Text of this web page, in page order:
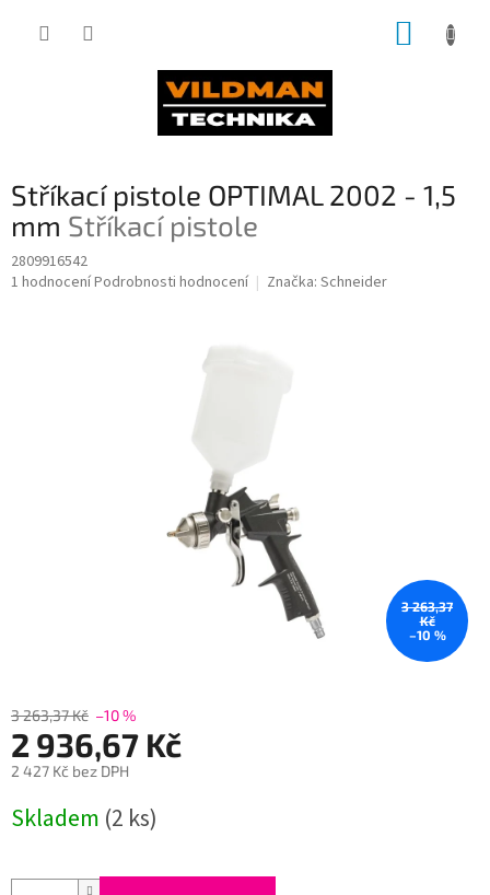
Stříkací pistole OPTIMAL 2002 - 1,5
mm Stříkací pistole
2809916542
Průměrné
1 hodnoceníPodrobnosti hodnocení Značka: Schneider
3 263,37
Kč
–10 %
3 263,37 Kč –10 %
2 936,67 Kč
2 427 Kč bez DPH
cena:
Skladem (2 ks)